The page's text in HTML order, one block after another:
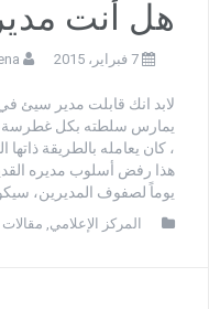
هل أنت
7 فبراير، 2015
لابد انك قابلت مدير سيئ
يمارس سلطته بكل غطرسة،
، كان يعامله بالطريقة
هذا رفض أسلوب مديره
يوماً لصفوف المديرين،
المركز الإعلامي , مقالات Amo